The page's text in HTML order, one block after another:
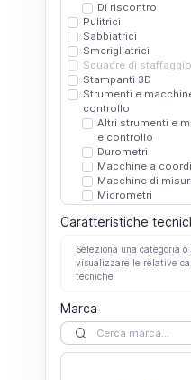
Di riscontro
Pulitrici
Sabbiatrici
Smerigliatrici
Squadre di staffaggio
Stampanti 3D
Strumenti e
controllo
Altri strumenti e
e controllo
Durometri
Macchine a
Macchine di
Micrometri
Proiettori di profili
Tavole girevoli/
Caratteristiche
Seleziona una categoria
visualizzare le relative
tecniche
Marca